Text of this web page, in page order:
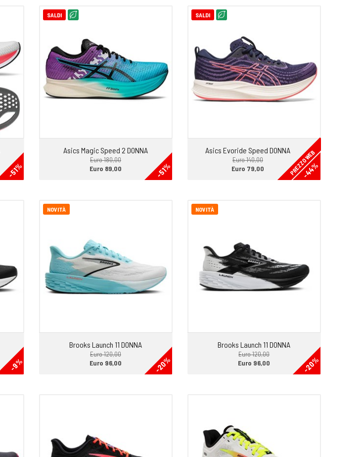
-51%
SALDI
Asics Magic Speed 2 DONNA
Euro 180,00
-51%
Euro 89,00
SALDI
Asics Evoride Speed DONNA
Euro 140,00
-44%
PREZZO WEB
Euro 79,00
-9%
NOVITÀ
Brooks Launch 11 DONNA
Euro 120,00
-20%
Euro 96,00
NOVITÀ
Brooks Launch 11 DONNA
Euro 120,00
-20%
Euro 96,00